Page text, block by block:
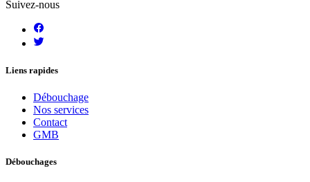
Suivez-nous
Liens rapides
Débouchage
Nos services
Contact
GMB
Débouchages